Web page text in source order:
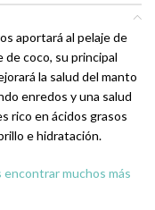
aportará al pelaje de
coco, su principal
la salud del manto
enredos y una salud
rico en ácidos grasos
e hidratación.
muchos más